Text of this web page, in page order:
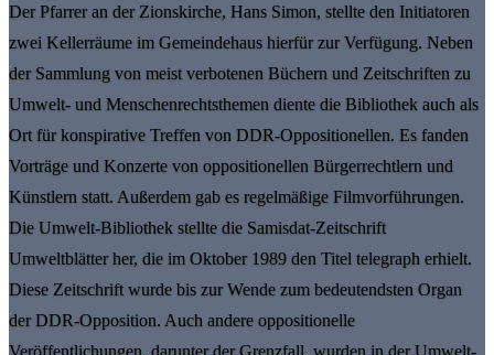
Der Pfarrer an der Zionskirche, Hans Simon, stellte den Initiatoren
zwei Kellerräume im Gemeindehaus hierfür zur Verfügung. Neben
der Sammlung von meist verbotenen Büchern und Zeitschriften zu
Umwelt- und Menschenrechtsthemen diente die Bibliothek auch als
Ort für konspirative Treffen von DDR-Oppositionellen. Es fanden
Vorträge und Konzerte von oppositionellen Bürgerrechtlern und
Künstlern statt. Außerdem gab es regelmäßige Filmvorführungen.
Die Umwelt-Bibliothek stellte die Samisdat-Zeitschrift
Umweltblätter her, die im Oktober 1989 den Titel telegraph erhielt.
Diese Zeitschrift wurde bis zur Wende zum bedeutendsten Organ
der DDR-Opposition. Auch andere oppositionelle
Veröffentlichungen, darunter der Grenzfall, wurden in der Umwelt-